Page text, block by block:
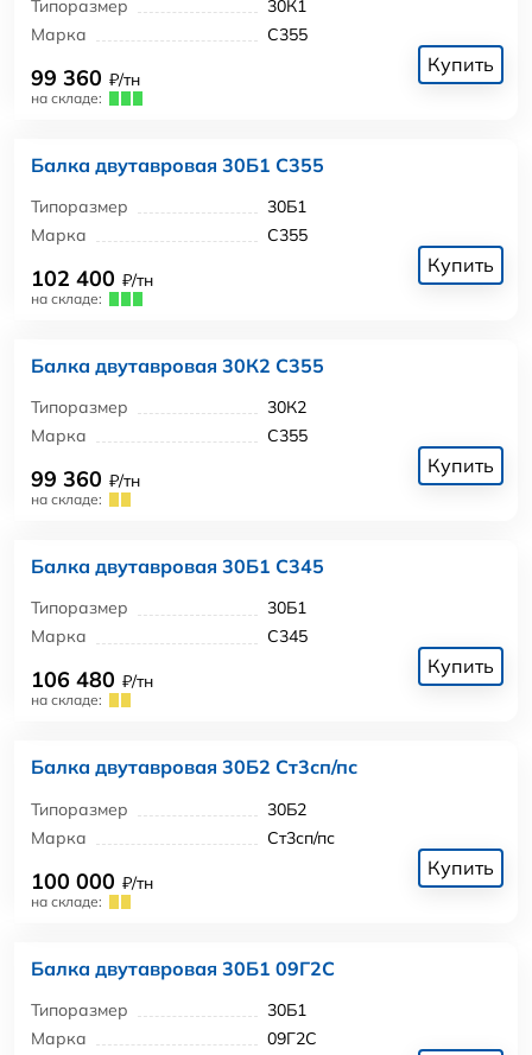
Типоразмер
30К1
Марка
С355
99 360 ₽/тн
на складе:
Купить
Балка двутавровая 30Б1 С355
Типоразмер
30Б1
Марка
С355
102 400 ₽/тн
на складе:
Купить
Балка двутавровая 30К2 С355
Типоразмер
30К2
Марка
С355
99 360 ₽/тн
на складе:
Купить
Балка двутавровая 30Б1 С345
Типоразмер
30Б1
Марка
С345
106 480 ₽/тн
на складе:
Купить
Балка двутавровая 30Б2 Ст3сп/пс
Типоразмер
30Б2
Марка
Ст3сп/пс
100 000 ₽/тн
на складе:
Купить
Балка двутавровая 30Б1 09Г2С
Типоразмер
30Б1
Марка
09Г2С